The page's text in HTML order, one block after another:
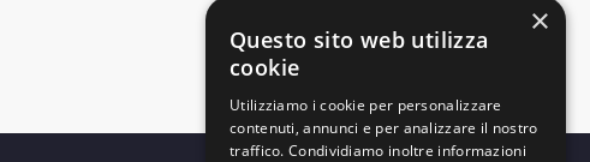
×
Questo sito web utilizza
cookie
Utilizziamo i cookie per personalizzare
contenuti, annunci e per analizzare il nostro
traffico. Condividiamo inoltre informazioni